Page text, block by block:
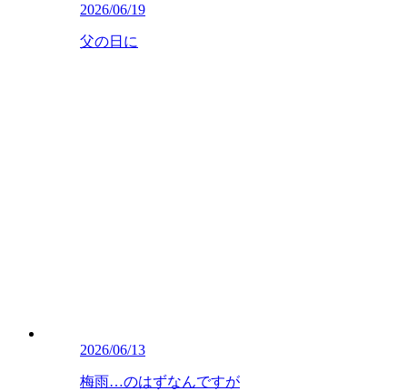
2026/06/19
父の日に
2026/06/13
梅雨…のはずなんですが